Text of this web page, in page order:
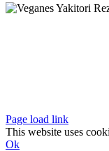
Page load link
This website uses
Ok